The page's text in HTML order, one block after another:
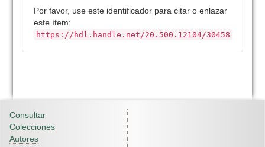
Por favor, use este identificador para citar o enlazar
este ítem:
https://hdl.handle.net/20.500.12104/30458
Consultar
Colecciones
Autores